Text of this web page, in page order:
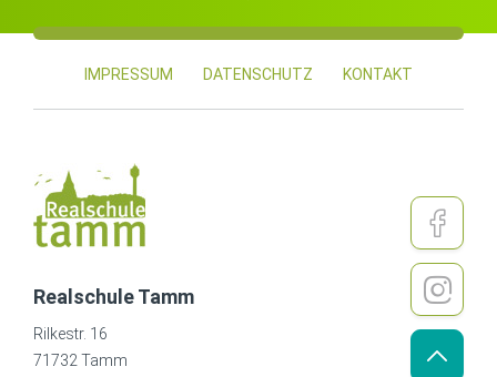
IMPRESSUM DATENSCHUTZ KONTAKT
Realschule Tamm
Rilkestr. 16
71732 Tamm